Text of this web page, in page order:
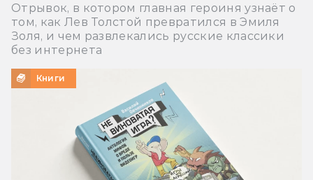
Отрывок, в котором главная героиня узнаёт о
том, как Лев Толстой превратился в Эмиля
Золя, и чем развлекались русские классики
без интернета
Книги